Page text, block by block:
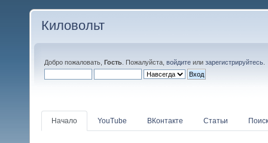
Киловольт
Добро пожаловать, Гость . Пожалуйста, войдите или зарегистрируйтесь
Начало YouTube ВКонтакте Статьи Поиск